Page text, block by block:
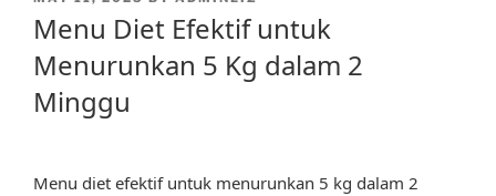
Menu Diet Efektif untuk
Menurunkan 5 Kg dalam 2
Minggu
Menu diet efektif untuk menurunkan 5 kg dalam 2